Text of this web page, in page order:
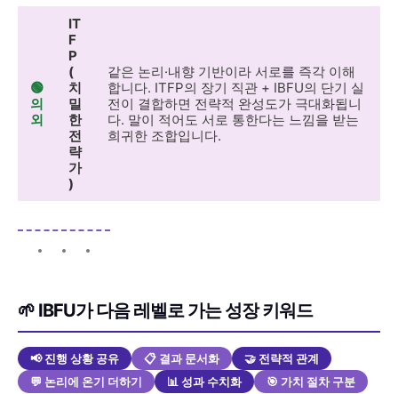
🟢
의
외
IT
F
P
(
치
밀
한
전
략
가
)
같은 논리·내향 기반이라 서로를 즉각 이해
합니다. ITFP의 장기 직관 + IBFU의 단기 실
전이 결합하면 전략적 완성도가 극대화됩니
다. 말이 적어도 서로 통한다는 느낌을 받는
희귀한 조합입니다.
🌱 IBFU가 다음 레벨로 가는 성장 키워드
📢 진행 상황 공유 📋 결과 문서화
🤝 전략적 관계
💬 논리에 온기 더하기
📊 성과 수치화 🎯 가치 절차 구분